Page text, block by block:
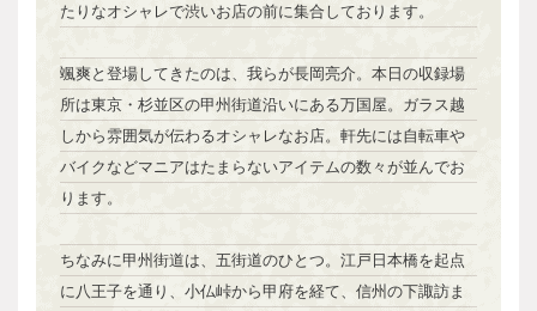
たりなオシャレで渋いお店の前に集合しております。
颯爽と登場してきたのは、我らが長岡亮介。本日の収録場
所は東京・杉並区の甲州街道沿いにある万国屋。ガラス越
しから雰囲気が伝わるオシャレなお店。軒先には自転車や
バイクなどマニアはたまらないアイテムの数々が並んでお
ります。
ちなみに甲州街道は、五街道のひとつ。江戸日本橋を起点
に八王子を通り、小仏峠から甲府を経て、信州の下諏訪ま